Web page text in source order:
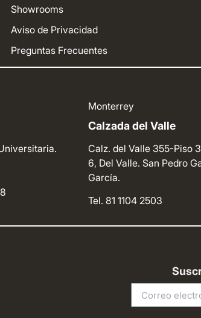
Showrooms
Aviso de Privacidad
Preguntas Frecuentes
Monterrey
Calzada del Valle
Calz. del Valle 355-Piso
6, Del Valle. San Pedro
García.
Tel. 81 1104 2503